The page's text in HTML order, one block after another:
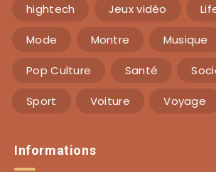
hightech Jeux vidéo
Mode Montre Musique
Pop Culture Santé
Sport Voiture Voyage
Informations